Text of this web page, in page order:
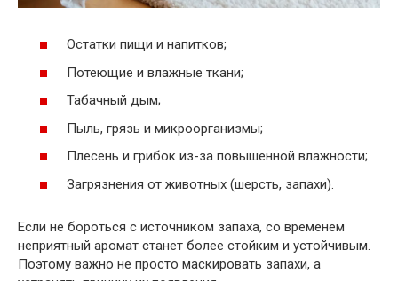
Остатки пищи и напитков;
Потеющие и влажные ткани;
Табачный дым;
Пыль, грязь и микроорганизмы;
Плесень и грибок из-за повышенной влажности;
Загрязнения от животных (шерсть, запахи).
Если не бороться с источником запаха, со временем
неприятный аромат станет более стойким и устойчивым.
Поэтому важно не просто маскировать запахи, а